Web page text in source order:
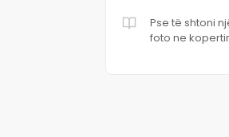
Pse të shtoni
foto ne